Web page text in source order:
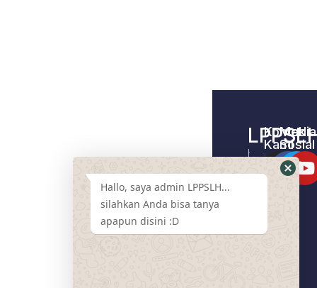
Home –
LPPSLH
Pendamping
Kontak
Kami
Tentang
Kami
Media
Sosial
Hallo, saya admin LPPSLH...
silahkan Anda bisa tanya
apapun disini :D